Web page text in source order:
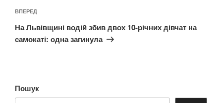
Наступний
запис
ВПЕРЕД
На Львівщині водій збив двох 10-річних дівчат на
самокаті: одна загинула
Пошук